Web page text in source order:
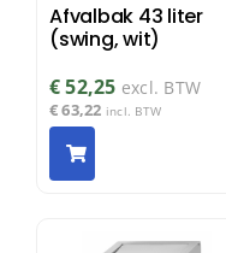
Afvalbak 43 liter
(swing, wit)
€52,25 excl. BTW
€63,22 incl. BTW